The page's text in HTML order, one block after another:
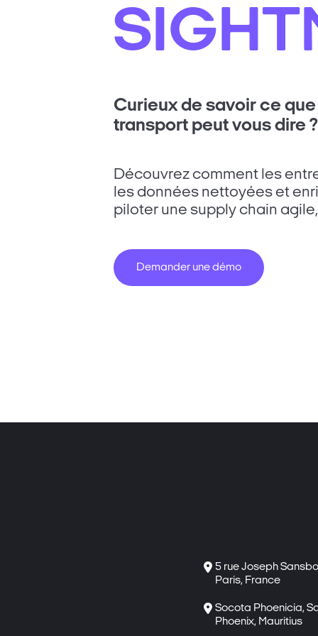
Curieux de savoir ce
transport peut vous dire ?
Découvrez comment les
les données nettoyées et
piloter une supply chain
Demander une démo
 5 rue Joseph
Paris, France
 Socota Phoenicia,
Phoenix, Mauritius